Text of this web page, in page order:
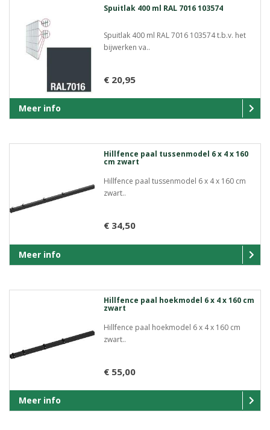
Spuitlak 400 ml RAL 7016 103574
Spuitlak 400 ml RAL 7016 103574 t.b.v. het
bijwerken va..
€ 20,95
Meer info
Hillfence paal tussenmodel 6 x 4 x 160
cm zwart
Hillfence paal tussenmodel 6 x 4 x 160 cm
zwart..
€ 34,50
Meer info
Hillfence paal hoekmodel 6 x 4 x 160 cm
zwart
Hillfence paal hoekmodel 6 x 4 x 160 cm
zwart..
€ 55,00
Meer info